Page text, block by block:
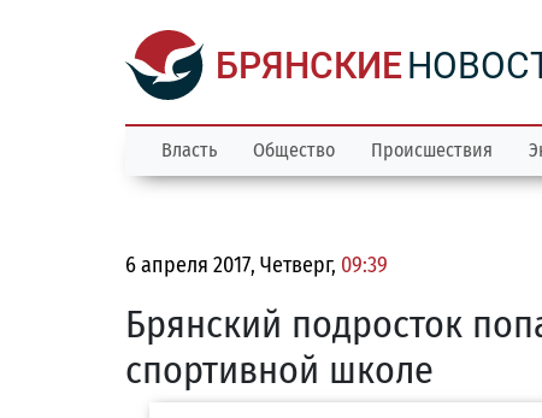
БРЯНСКИЕ
Власть Общество Происшествия
6 апреля 2017, Четверг, 09:39
Брянский подросток
спортивной школе